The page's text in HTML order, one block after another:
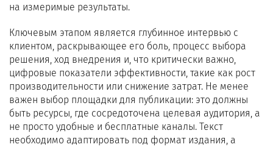
на измеримые результаты.
Ключевым этапом является глубинное интервью с
клиентом, раскрывающее его боль, процесс выбора
решения, ход внедрения и, что критически важно,
цифровые показатели эффективности, такие как рост
производительности или снижение затрат. Не менее
важен выбор площадки для публикации: это должны
быть ресурсы, где сосредоточена целевая аудитория, а
не просто удобные и бесплатные каналы. Текст
необходимо адаптировать под формат издания, а